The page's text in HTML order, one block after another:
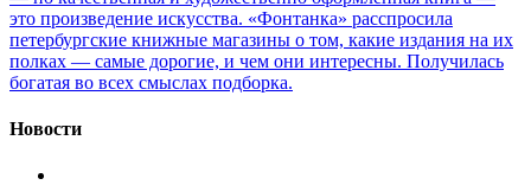
это произведение искусства. «Фонтанка» расспросила
петербургские книжные магазины о том, какие издания на их
полках — самые дорогие, и чем они интересны. Получилась
богатая во всех смыслах подборка.
Новости